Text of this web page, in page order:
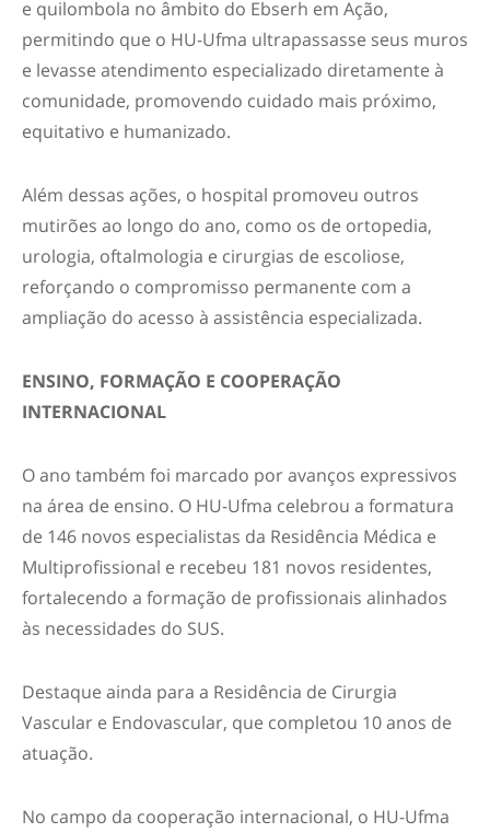
e quilombola no âmbito do Ebserh em Ação,
permitindo que o HU-Ufma ultrapassasse seus muros
e levasse atendimento especializado diretamente à
comunidade, promovendo cuidado mais próximo,
equitativo e humanizado.
Além dessas ações, o hospital promoveu outros
mutirões ao longo do ano, como os de ortopedia,
urologia, oftalmologia e cirurgias de escoliose,
reforçando o compromisso permanente com a
ampliação do acesso à assistência especializada.
ENSINO, FORMAÇÃO E COOPERAÇÃO
INTERNACIONAL
O ano também foi marcado por avanços expressivos
na área de ensino. O HU-Ufma celebrou a formatura
de 146 novos especialistas da Residência Médica e
Multiprofissional e recebeu 181 novos residentes,
fortalecendo a formação de profissionais alinhados
às necessidades do SUS.
Destaque ainda para a Residência de Cirurgia
Vascular e Endovascular, que completou 10 anos de
atuação.
No campo da cooperação internacional, o HU-Ufma